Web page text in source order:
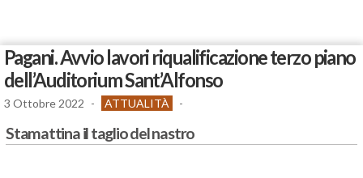
Pagani. Avvio lavori riqualificazione terzo piano
dell’Auditorium Sant’Alfonso
3 Ottobre 2022 - ATTUALITÀ -
Stamattina il taglio del nastro